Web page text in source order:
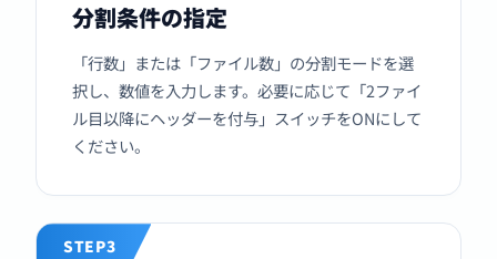
分割条件の指定
「行数」または「ファイル数」の分割モードを選
択し、数値を入力します。必要に応じて「2ファイ
ル目以降にヘッダーを付与」スイッチをONにして
ください。
STEP3